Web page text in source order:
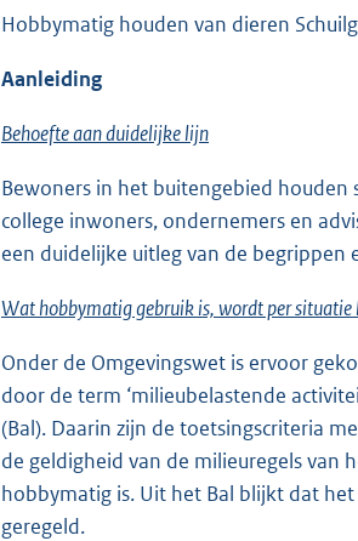
Hobbymatig houden van dieren
Aanleiding
Behoefte aan duidelijke lijn
Bewoners in het buitengebied
college inwoners, ondernemers en
een duidelijke uitleg van de
Wat hobbymatig gebruik is, wordt per situatie
Onder de Omgevingswet is ervoor
door de term ‘milieubelastende
(Bal). Daarin zijn de toetsingscriteria
de geldigheid van de milieuregels
hobbymatig is. Uit het Bal blijkt dat
geregeld.